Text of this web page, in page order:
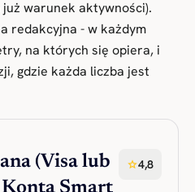
warunek aktywności).
redakcyjna - w każdym
na których się opiera, i
gdzie każda liczba jest
(Visa lub
star4,8